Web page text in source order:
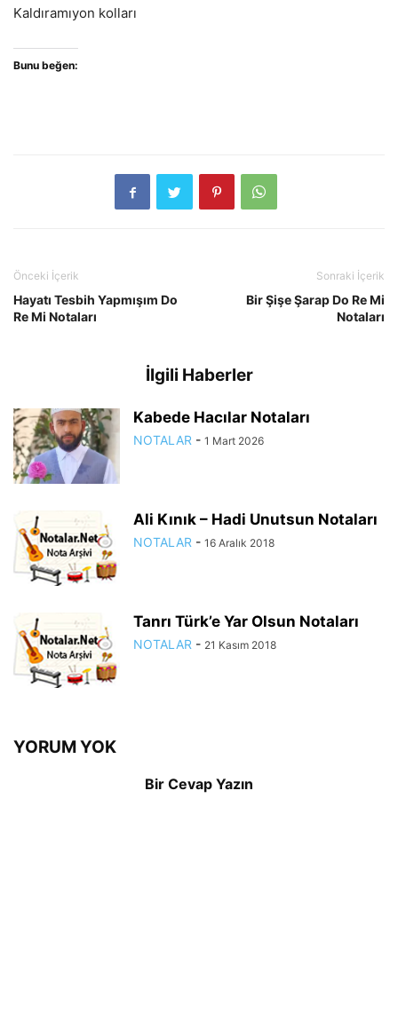
Kaldıramıyon kolları
Bunu beğen:
Önceki İçerik
Hayatı Tesbih Yapmışım Do
Re Mi Notaları
Sonraki İçerik
Bir Şişe Şarap Do Re Mi
Notaları
İlgili Haberler
Kabede Hacılar Notaları
NOTALAR - 1 Mart 2026
Ali Kınık – Hadi Unutsun Notaları
NOTALAR - 16 Aralık 2018
Tanrı Türk’e Yar Olsun Notaları
NOTALAR - 21 Kasım 2018
YORUM YOK
Bir Cevap Yazın